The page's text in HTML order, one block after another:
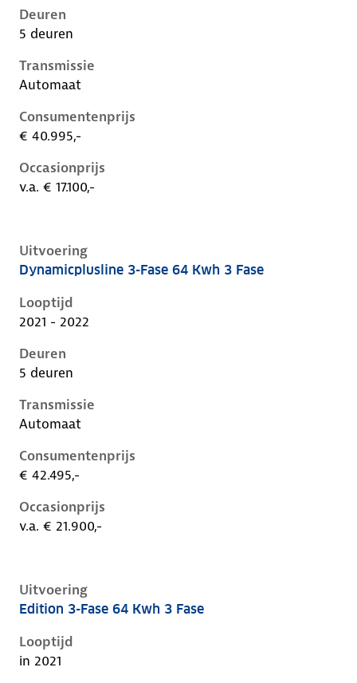
Deuren
5 deuren
Transmissie
Automaat
Consumentenprijs
€ 40.995,-
Occasionprijs
v.a. € 17.100,-
Uitvoering
Kia Niro i-de-1e-facelift, 64 kwh 3 fase, 150 kW,
Dynamicplusline 3-Fase 64 Kwh 3 Fase
Looptijd
2021 - 2022
Deuren
5 deuren
Transmissie
Automaat
Consumentenprijs
€ 42.495,-
Occasionprijs
v.a. € 21.900,-
Uitvoering
Kia Niro i-de-1e-facelift, 64 kwh 3 fase, 150 kW,
Edition 3-Fase 64 Kwh 3 Fase
Looptijd
in 2021